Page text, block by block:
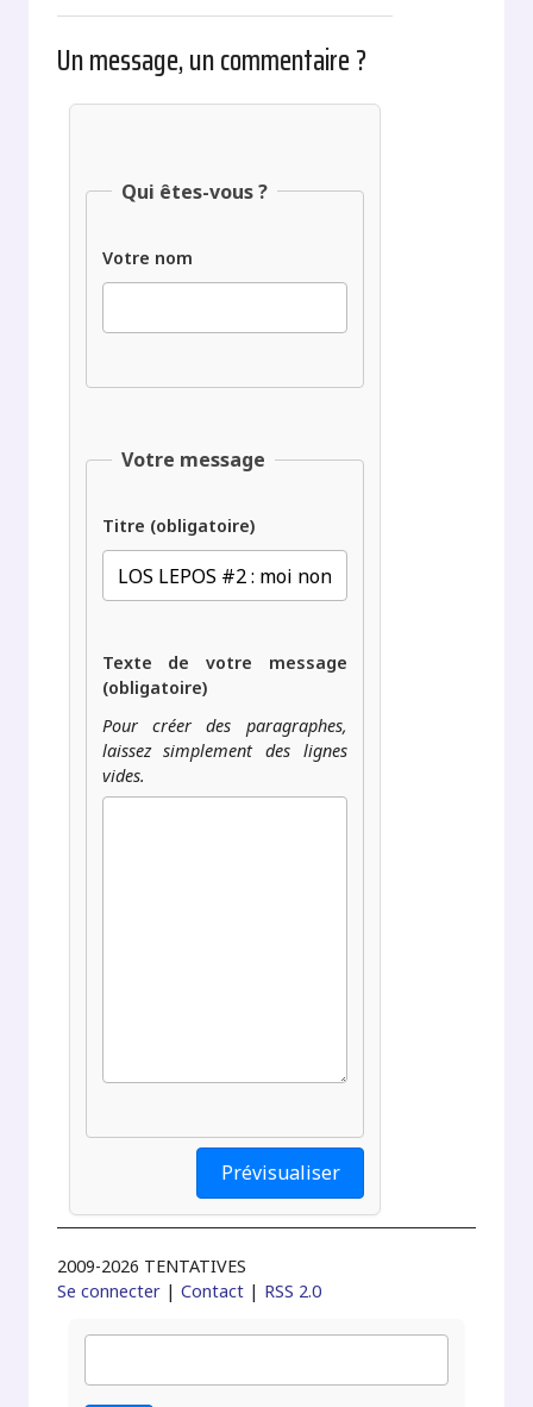
Un message, un commentaire ?
Qui êtes-vous ?
Votre nom
Votre message
Titre (obligatoire)
Texte de votre message
(obligatoire)
Pour créer des paragraphes,
laissez simplement des lignes
vides.
2009-2026 TENTATIVES
Se connecter |Contact | RSS 2.0